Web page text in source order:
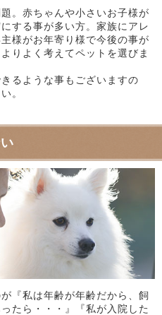
。赤ちゃんや小さいお子様が
する事が多い方。家族にアレ
様がお年寄り様で今後の事が
りよく考えてペットを選びま
るような事もございますの
。
『私は年齢が年齢だから、飼
たら・・・』『私が入院した